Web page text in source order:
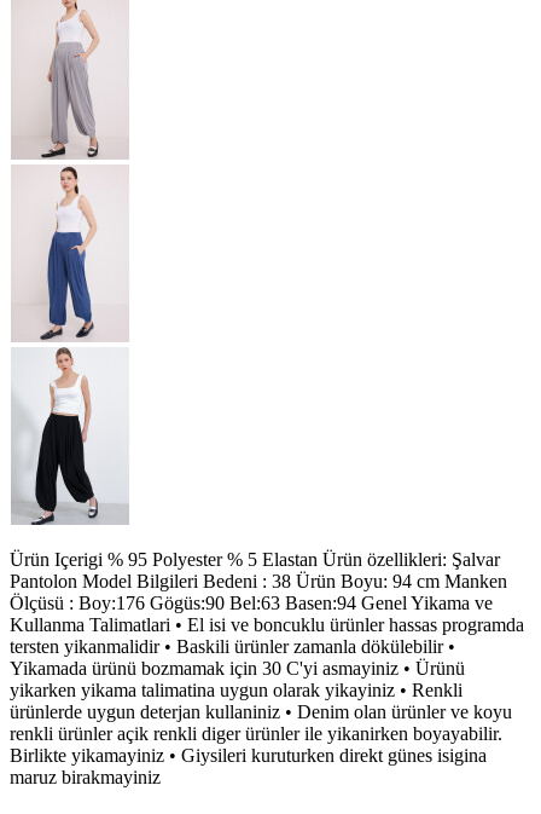
Ürün Içerigi % 95 Polyester % 5 Elastan Ürün özellikleri: Şalvar
Pantolon Model Bilgileri Bedeni : 38 Ürün Boyu: 94 cm Manken
Ölçüsü : Boy:176 Gögüs:90 Bel:63 Basen:94 Genel Yikama ve
Kullanma Talimatlari • El isi ve boncuklu ürünler hassas programda
tersten yikanmalidir • Baskili ürünler zamanla dökülebilir •
Yikamada ürünü bozmamak için 30 C'yi asmayiniz • Ürünü
yikarken yikama talimatina uygun olarak yikayiniz • Renkli
ürünlerde uygun deterjan kullaniniz • Denim olan ürünler ve koyu
renkli ürünler açik renkli diger ürünler ile yikanirken boyayabilir.
Birlikte yikamayiniz • Giysileri kuruturken direkt günes isigina
maruz birakmayiniz